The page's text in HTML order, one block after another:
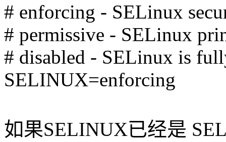
# enforcing - SELinux
# permissive - SELinux
# disabled - SELinux is
SELINUX=enforcing
如果SELINUX已经是